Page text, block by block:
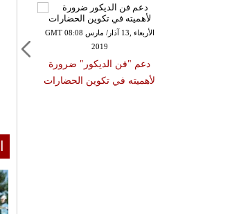
الأربعاء ,13 آذار/ مارس GMT 08:08
2019
دعم "فن الديكور" ضرورة
لأهميته في تكوين الحضارات